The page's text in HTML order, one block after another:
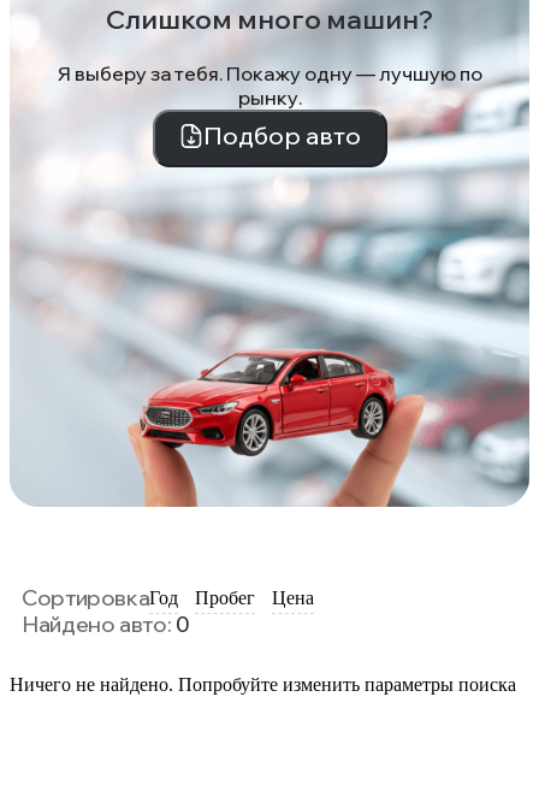
Слишком много машин?
Я выберу за тебя. Покажу одну — лучшую по
рынку.
Подбор авто
СортировкаГод Пробег Цена
Найдено авто: 0
Ничего не найдено. Попробуйте изменить параметры поиска